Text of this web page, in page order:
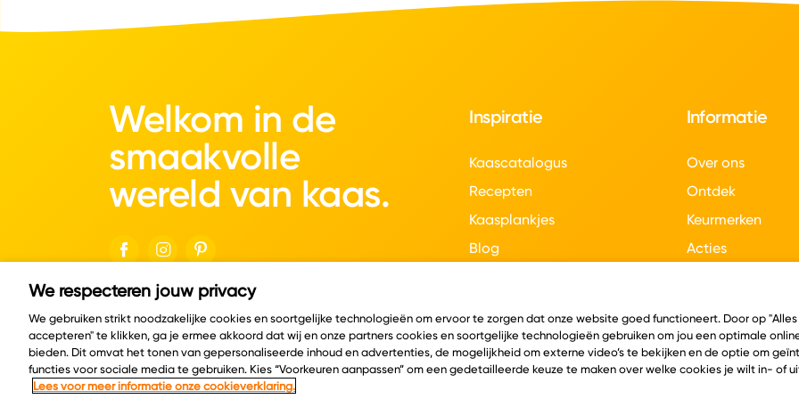
Welkom in de
smaakvolle
wereld van kaas.
© Copyright 2026 Velder
Inspiratie
Kaascatalogus
Recepten
Kaasplankjes
Blog
Informatie
Over ons
Ontdek
Keurmerken
Acties
Cookie policy Privacy policy
We respecteren jouw privacy
We gebruiken strikt noodzakelijke cookies en soortgelijke technologieën om ervoor te zorgen dat onze website goed functioneert. Door op "Alles
accepteren" te klikken, ga je ermee akkoord dat wij en onze partners cookies en soortgelijke technologieën gebruiken om jou een optimale
bieden. Dit omvat het tonen van gepersonaliseerde inhoud en advertenties, de mogelijkheid om externe video’s te bekijken en de optie om
functies voor sociale media te gebruiken. Kies “Voorkeuren aanpassen” om een gedetailleerde keuze te maken over welke cookies je wilt in- of
Lees voor meer informatie onze cookieverklaring.